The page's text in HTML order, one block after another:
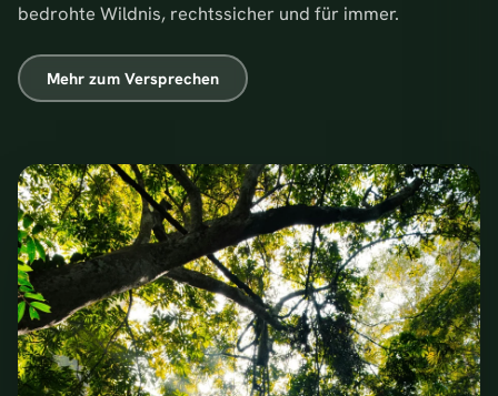
bedrohte Wildnis, rechtssicher und für immer.
Mehr zum Versprechen